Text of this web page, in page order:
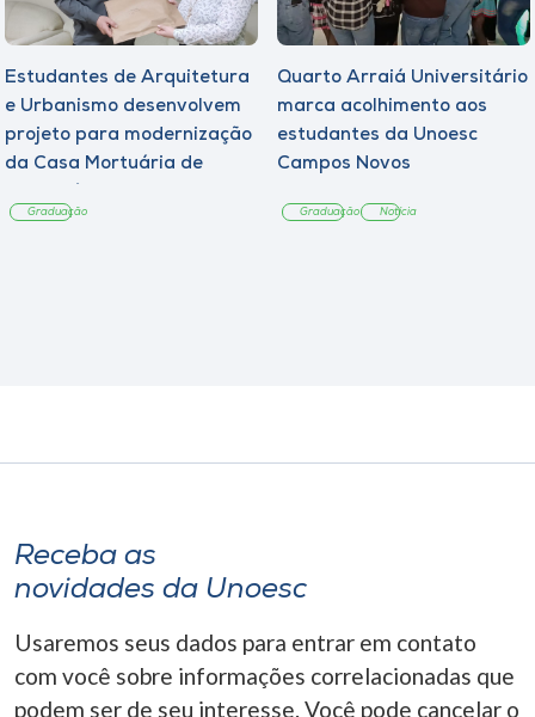
Estudantes de Arquitetura
e Urbanismo desenvolvem
projeto para modernização
da Casa Mortuária de
Graduação
Quarto Arraiá Universitário
marca acolhimento aos
estudantes da Unoesc
Campos Novos
Graduação Notícia
Receba as
novidades da Unoesc
Usaremos seus dados para entrar em contato
com você sobre informações correlacionadas que
podem ser de seu interesse. Você pode cancelar o